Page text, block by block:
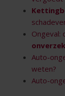
Ongeval:
Auto-
weten?
Auto-